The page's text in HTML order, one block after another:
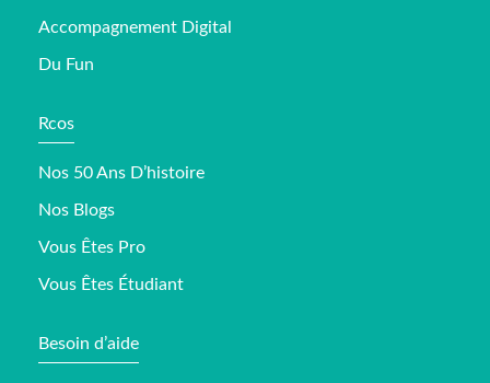
Accompagnement Digital
Du Fun
Rcos
Nos 50 Ans D’histoire
Nos Blogs
Vous Êtes Pro
Vous Êtes Étudiant
Besoin d’aide